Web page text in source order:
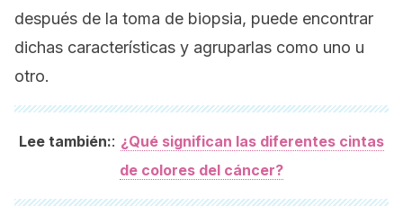
después de la toma de biopsia, puede encontrar
dichas características y agruparlas como uno u
otro.
Lee también:: ¿Qué significan las diferentes cintas
de colores del cáncer?